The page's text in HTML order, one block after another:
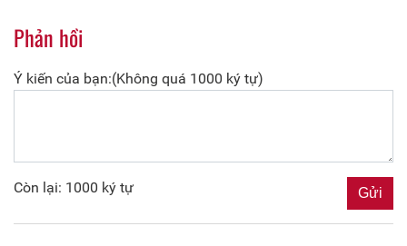
viên Đền Thề thuộc Khu di tích lịch sử Hoàng Hoa
Thám và Khu Sáu điều Bác Hồ dạy CAND